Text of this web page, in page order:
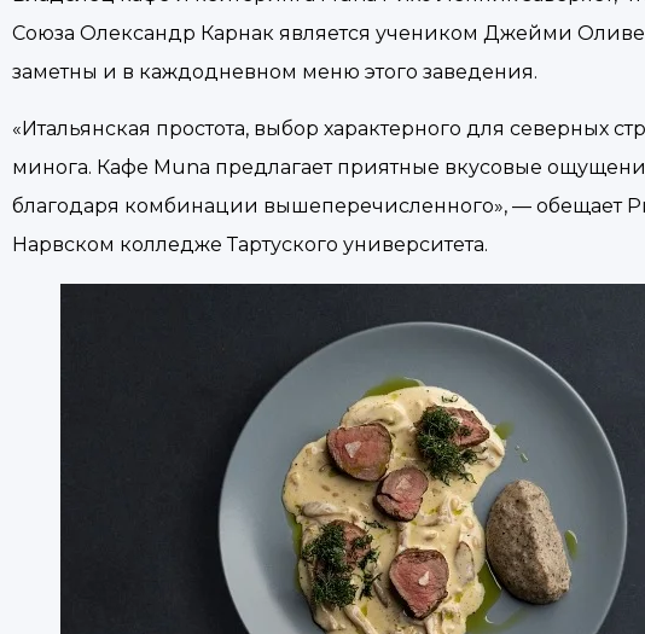
Союза Олександр Карнак является учеником Джейми
заметны и в каждодневном меню этого заведения.
«Итальянская простота, выбор характерного для северных
минога. Кафе Muna предлагает приятные вкусовые
благодаря комбинации вышеперечисленного», — обещает
Нарвском колледже Тартуского университета.